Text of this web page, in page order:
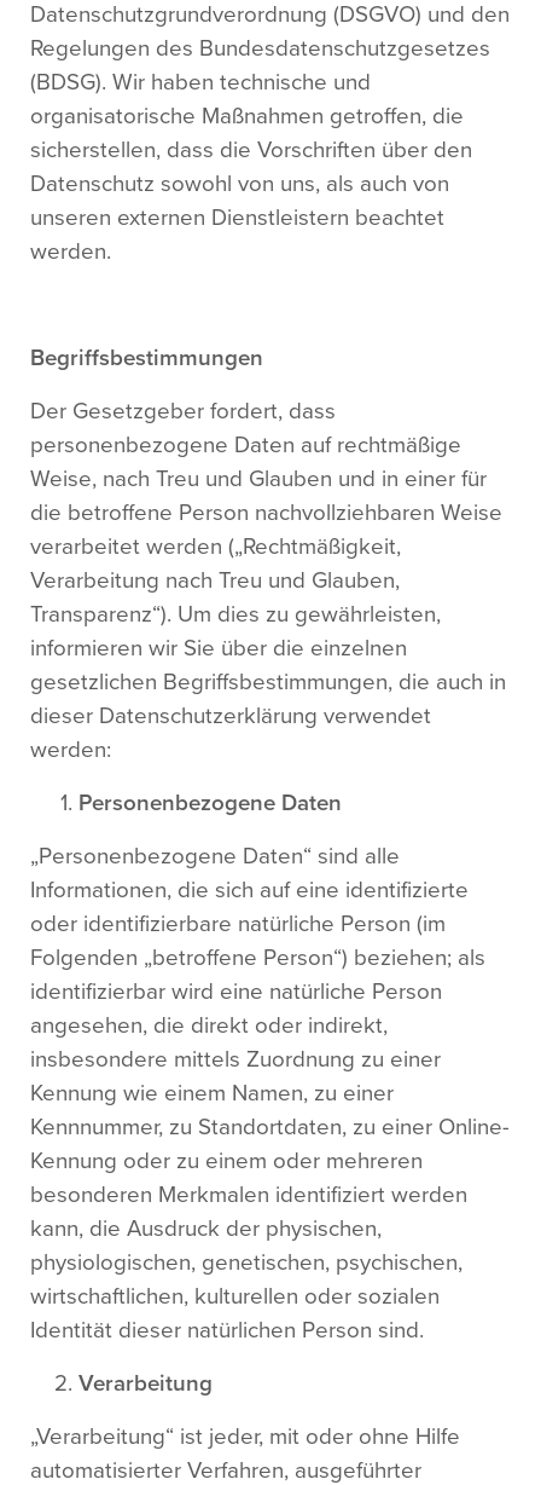
Datenschutzgrundverordnung (DSGVO) und den
Regelungen des Bundesdatenschutzgesetzes
(BDSG). Wir haben technische und
organisatorische Maßnahmen getroffen, die
sicherstellen, dass die Vorschriften über den
Datenschutz sowohl von uns, als auch von
unseren externen Dienstleistern beachtet
werden.
Begriffsbestimmungen
Der Gesetzgeber fordert, dass
personenbezogene Daten auf rechtmäßige
Weise, nach Treu und Glauben und in einer für
die betroffene Person nachvollziehbaren Weise
verarbeitet werden („Rechtmäßigkeit,
Verarbeitung nach Treu und Glauben,
Transparenz“). Um dies zu gewährleisten,
informieren wir Sie über die einzelnen
gesetzlichen Begriffsbestimmungen, die auch in
dieser Datenschutzerklärung verwendet
werden:
Personenbezogene Daten
„Personenbezogene Daten“ sind alle
Informationen, die sich auf eine identifizierte
oder identifizierbare natürliche Person (im
Folgenden „betroffene Person“) beziehen; als
identifizierbar wird eine natürliche Person
angesehen, die direkt oder indirekt,
insbesondere mittels Zuordnung zu einer
Kennung wie einem Namen, zu einer
Kennnummer, zu Standortdaten, zu einer Online-
Kennung oder zu einem oder mehreren
besonderen Merkmalen identifiziert werden
kann, die Ausdruck der physischen,
physiologischen, genetischen, psychischen,
wirtschaftlichen, kulturellen oder sozialen
Identität dieser natürlichen Person sind.
Verarbeitung
„Verarbeitung“ ist jeder, mit oder ohne Hilfe
automatisierter Verfahren, ausgeführter